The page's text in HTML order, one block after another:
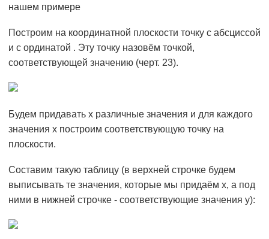
нашем примере
Построим на координатной плоскости точку с абсциссой
и с ординатой . Эту точку назовём точкой,
соответствующей значению (черт. 23).
Будем придавать х различные значения и для каждого
значения х построим соответствующую точку на
плоскости.
Составим такую таблицу (в верхней строчке будем
выписывать те значения, которые мы придаём х, а под
ними в нижней строчке - соответствующие значения у):